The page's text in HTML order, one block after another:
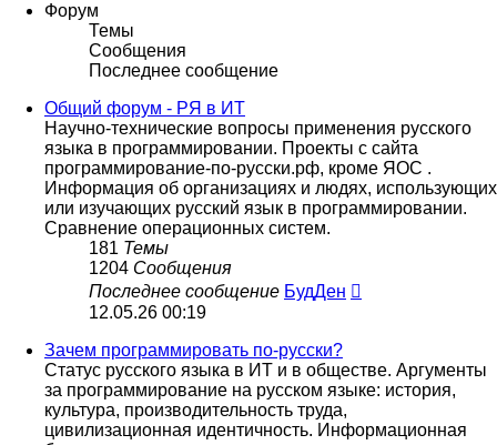
Форум
Темы
Сообщения
Последнее сообщение
Общий форум - РЯ в ИТ
Научно-технические вопросы применения русского
языка в программировании. Проекты с сайта
программирование-по-русски.рф, кроме ЯОС .
Информация об организациях и людях, использующих
или изучающих русский язык в программировании.
Сравнение операционных систем.
181 Темы
1204 Сообщения
Последнее сообщение БудДен
12.05.26 00:19
Зачем программировать по-русски?
Статус русского языка в ИТ и в обществе. Аргументы
за программирование на русском языке: история,
культура, производительность труда,
цивилизационная идентичность. Информационная